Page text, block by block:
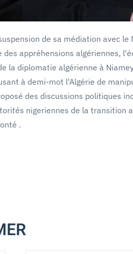
de sa médiation avec
appréhensions algériennes,
la diplomatie algérienne à
à demi-mot l'Algérie de
des discussions politiques
nigeriennes de la
.